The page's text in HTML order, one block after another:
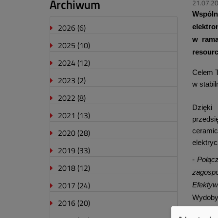
w
Celem
w
Dzięki
-
Archiwum
2026 (6)
2025 (10)
2024 (12)
2023 (2)
2022 (8)
2021 (13)
2020 (28)
2019 (33)
2018 (12)
2017 (24)
2016 (20)